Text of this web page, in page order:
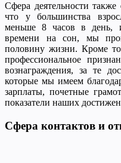
Сфера деятельности также
что у большинства
меньше 8 часов в день,
времени на сон, мы
половину жизни. Кроме
профессиональное
вознаграждения, за те
которые мы имеем
зарплаты, почетные
показатели наших
Сфера контактов и